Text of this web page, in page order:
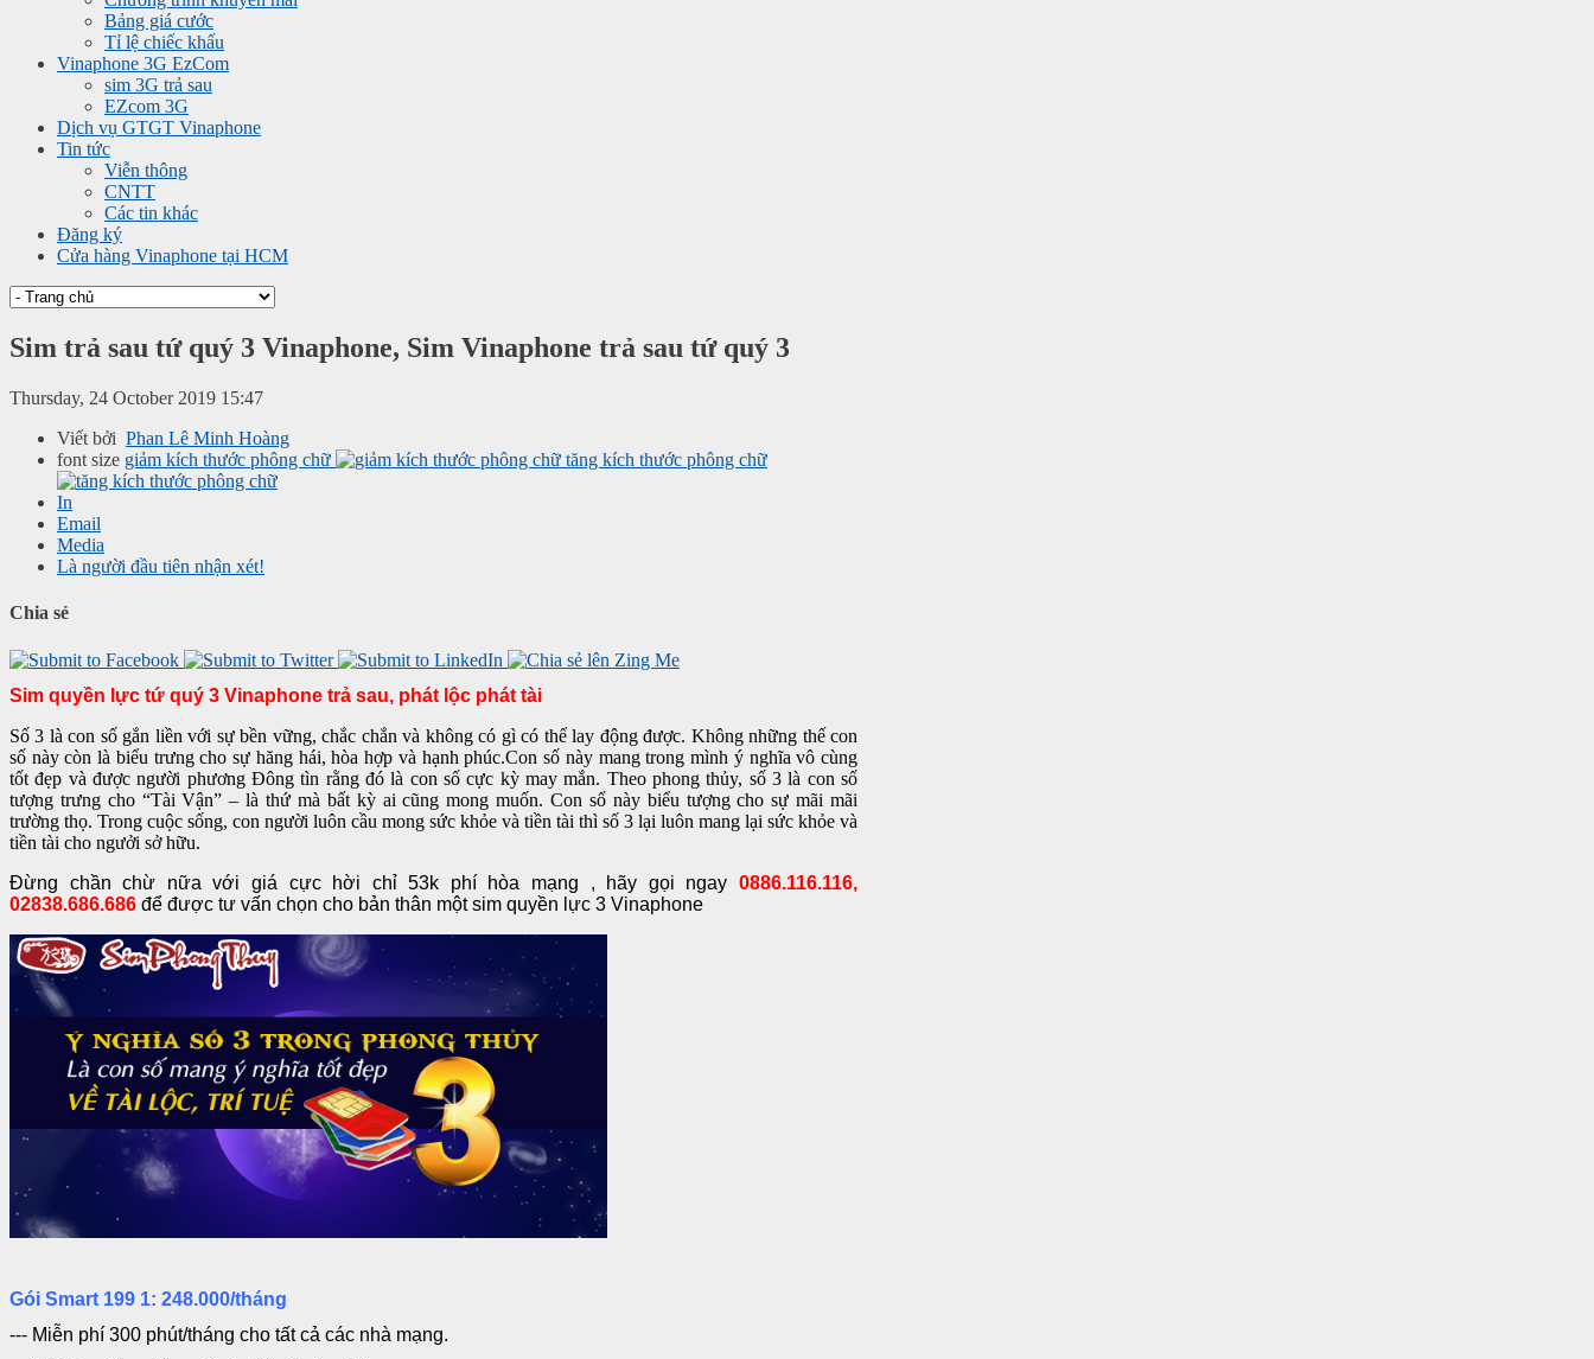
Bảng giá cước
Tỉ lệ chiếc khấu
Vinaphone 3G EzCom
sim 3G trả sau
EZcom 3G
Dịch vụ GTGT Vinaphone
Tin tức
Viễn thông
CNTT
Các tin khác
Đăng ký
Cửa hàng Vinaphone tại HCM
Sim trả sau tứ quý 3 Vinaphone, Sim Vinaphone trả sau tứ quý 3
Thursday, 24 October 2019 15:47
Viết bởi Phan Lê Minh Hoàng
font size giảm kích thước phông chữ tăng kích thước phông chữ
In
Email
Media
Là người đầu tiên nhận xét!
Chia sẻ
Sim quyền lực tứ quý 3 Vinaphone trả sau, phát lộc phát tài
Số 3 là con số gắn liền với sự bền vững, chắc chắn và không có gì có thể lay động được. Không những thế con
số này còn là biểu trưng cho sự hăng hái, hòa hợp và hạnh phúc.Con số này mang trong mình ý nghĩa vô cùng
tốt đẹp và được người phương Đông tìn rằng đó là con số cực kỳ may mắn. Theo phong thủy, số 3 là con số
tượng trưng cho “Tài Vận” – là thứ mà bất kỳ ai cũng mong muốn. Con số này biểu tượng cho sự mãi mãi
trường thọ. Trong cuộc sống, con người luôn cầu mong sức khỏe và tiền tài thì số 3 lại luôn mang lại sức khỏe và
tiền tài cho ngưởi sở hữu.
Đừng chần chừ nữa với giá cực hời chỉ 53k phí hòa mạng , hãy gọi ngay 0886.116.116,
02838.686.686 để được tư vấn chọn cho bản thân một sim quyền lực 3 Vinaphone
Gói Smart 199 1: 248.000/tháng
--- Miễn phí 300 phút/tháng cho tất cả các nhà mạng.